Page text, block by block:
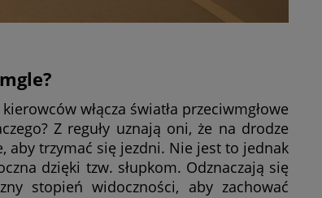
włącza światła przeciwmgłowe
Z reguły uznają oni, że na drodze
aby trzymać się jezdni. Nie jest to jednak
dzięki tzw. słupkom. Odznaczają się
stopień widoczności, aby zachować